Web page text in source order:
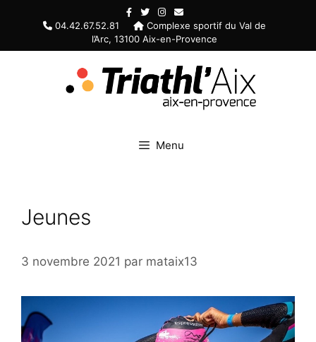
04.42.67.52.81
Complexe sportif du Val de
l’Arc, 13100 Aix-en-Provence
Menu
Jeunes
3 novembre 2021 par mataix13